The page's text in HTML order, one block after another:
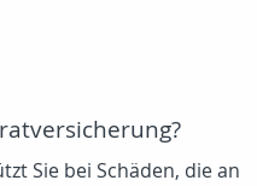
Sie bei Schäden, die an